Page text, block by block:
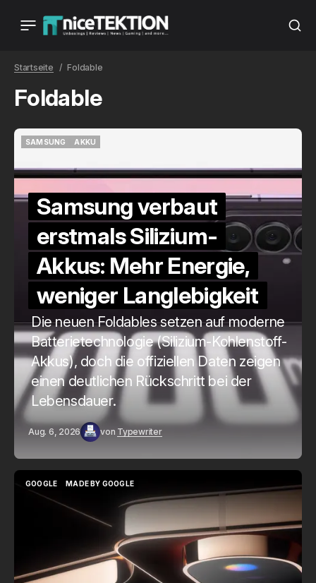
Startseite Foldable
Foldable
SAMSUNG
AKKU
Samsung verbaut
erstmals Silizium-
Akkus: Mehr Energie,
weniger Langlebigkeit
Die neuen Foldables setzen auf moderne
Batterietechnologie (Silizium-Kohlenstoff-
Akkus), doch die offiziellen Daten zeigen
einen deutlichen Rückschritt bei der
Lebensdauer.
Aug. 6, 2026 von Typewriter
GOOGLE
GOOGLE
MADE BY GOOGLE